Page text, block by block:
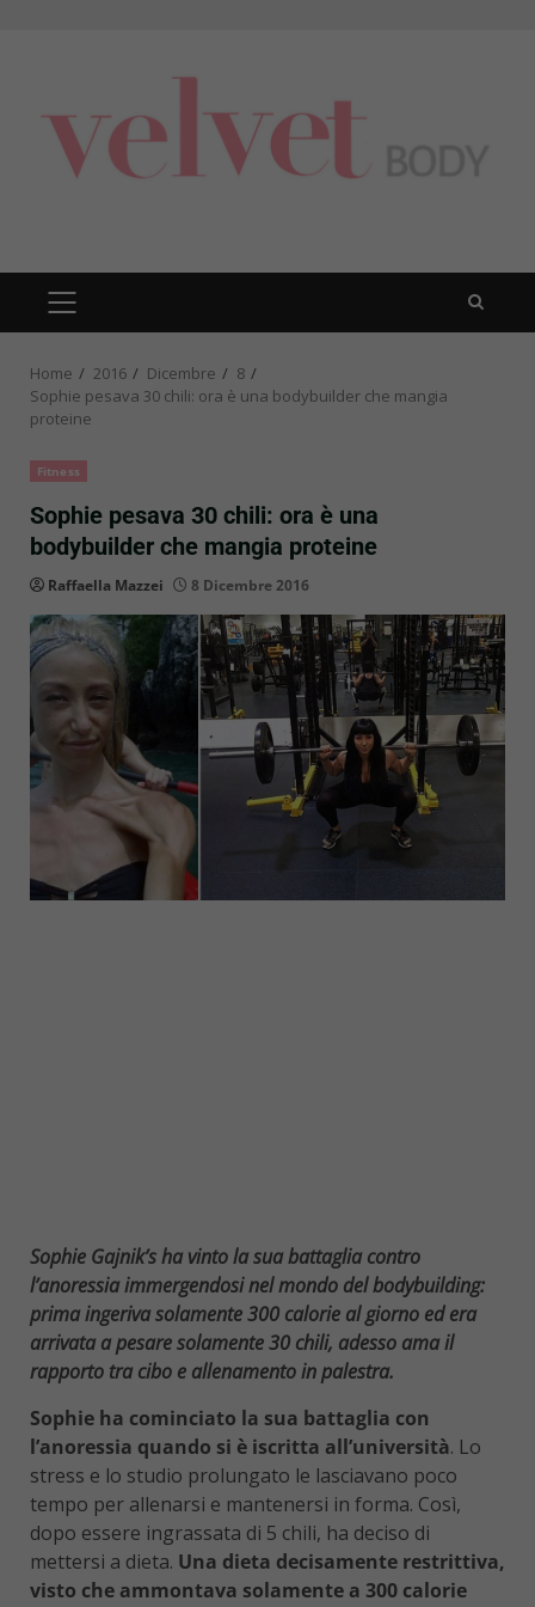
PRIMARY
MENU
Home 2016 Dicembre
8
Sophie pesava 30 chili: ora è una bodybuilder che mangia
proteine
Fitness
Sophie pesava 30 chili: ora è una
bodybuilder che mangia proteine
Raffaella Mazzei 8 Dicembre 2016
Sophie Gajnik’s ha vinto la sua battaglia contro
l’anoressia immergendosi nel mondo del bodybuilding:
prima ingeriva solamente 300 calorie al giorno ed era
arrivata a pesare solamente 30 chili, adesso ama il
rapporto tra cibo e allenamento in palestra.
Sophie ha cominciato la sua battaglia con
l’anoressia quando si è iscritta all’università. Lo
stress e lo studio prolungato le lasciavano poco
tempo per allenarsi e mantenersi in forma. Così,
dopo essere ingrassata di 5 chili, ha deciso di
mettersi a dieta. Una dieta decisamente restrittiva,
visto che ammontava solamente a 300 calorie